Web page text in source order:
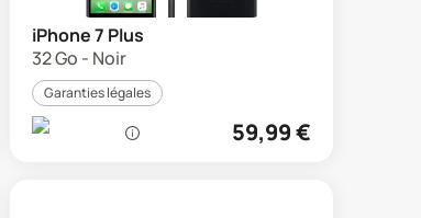
iPhone 7 Plus
32 Go - Noir
Garanties légales
59,99€